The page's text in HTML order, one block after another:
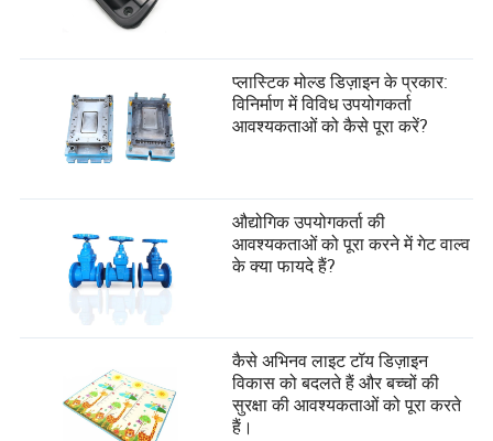
प्लास्टिक मोल्ड डिज़ाइन के प्रकार:
विनिर्माण में विविध उपयोगकर्ता
आवश्यकताओं को कैसे पूरा करें?
औद्योगिक उपयोगकर्ता की
आवश्यकताओं को पूरा करने में गेट वाल्व
के क्या फायदे हैं?
कैसे अभिनव लाइट टॉय डिज़ाइन
विकास को बदलते हैं और बच्चों की
सुरक्षा की आवश्यकताओं को पूरा करते
हैं।